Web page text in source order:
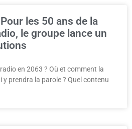
les 50 ans de la
le groupe lance un
en 2063 ? Où et comment la
prendra la parole ? Quel contenu